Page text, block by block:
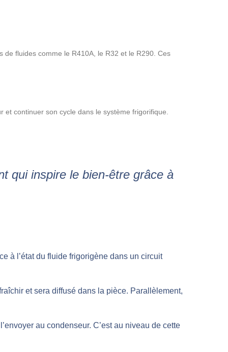
de fluides comme le R410A, le R32 et le R290. Ces
continuer son cycle dans le système frigorifique.
qui inspire le bien-être grâce à
à l’état du fluide frigorigène dans un circuit
et sera diffusé dans la pièce. Parallèlement,
au condenseur. C’est au niveau de cette